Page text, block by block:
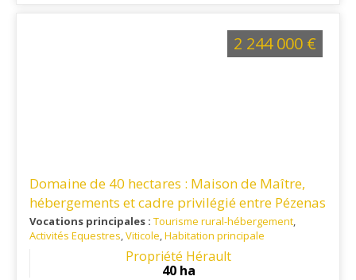
Domaine de 40 hectares : Maison de Maître,
hébergements et cadre privilégié entre Pézenas
et la Méditerranée
Vocations principales : Tourisme rural-hébergement,
Activités Equestres,Viticole,Habitation principale
: Pézenas - Mer - Autoroute
Propriété Hérault
40 ha
2 244 000 €